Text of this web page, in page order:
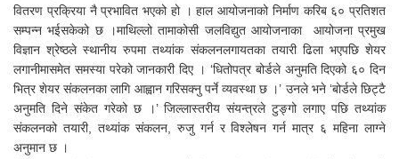
वितरण प्रक्रिया नै प्रभावित भएको हो । हाल आयोजनाको निर्माण करिब ६० प्रतिशत
सम्पन्न भईसकेको छ ।माथिल्लो तामाकोसी जलविद्युत आयोजनाका आयोजना प्रमुख
विज्ञान श्रेष्ठले स्थानीय रुपमा तथ्यांक संकलनलगायतका तयारी ढिला भएपछि शेयर
लगानीमासमेत समस्या परेको जानकारी दिए । ‘धितोपत्र बोर्डले अनुमति दिएको ६० दिन
भित्र शेयर संकलनका लागि आह्वान गरिसक्नु पर्ने व्यवस्था छ ।’ उनले भने ‘बोर्डले छिट्टै
अनुमति दिने संकेत गरेको छ ।’ जिल्लास्तरीय संयन्त्रले टुङ्गो लगाए पछि तथ्यांक
संकलनको तयारी, तथ्यांक संकलन, रुजु गर्न र विश्लेषन गर्न मात्र ६ महिना लाग्ने
अनुमान छ ।